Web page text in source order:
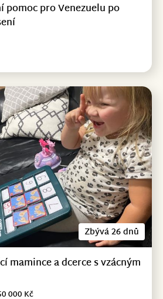
pomoc pro Venezuelu po
Zbývá 26 dnů
mamince a dcerce s vzácným
000 Kč